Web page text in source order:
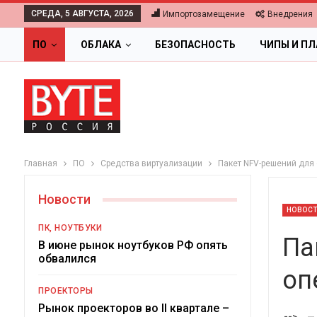
СРЕДА, 5 АВГУСТА, 2026 Импортозамещение Внедрения
ПО ОБЛАКА БЕЗОПАСНОСТЬ ЧИПЫ И
Главная ПО Средства виртуализации Пакет NFV-решений для
Новости
ПК, НОУТБУКИ
В июне рынок ноутбуков РФ опять
обвалился
ПРОЕКТОРЫ
Рынок проекторов во II квартале –
Цифровая экономика 2026.